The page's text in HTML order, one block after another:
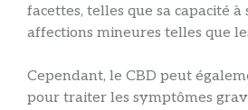
facettes, telles que sa capacité à
affections mineures telles que
Cependant, le CBD peut
pour traiter les symptômes